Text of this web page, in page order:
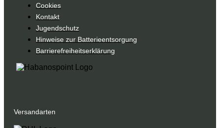
Cookies
Kontakt
Jugendschutz
Hinweise zur Batterieentsorgung
Barrierefreiheitserklärung
Versandarten